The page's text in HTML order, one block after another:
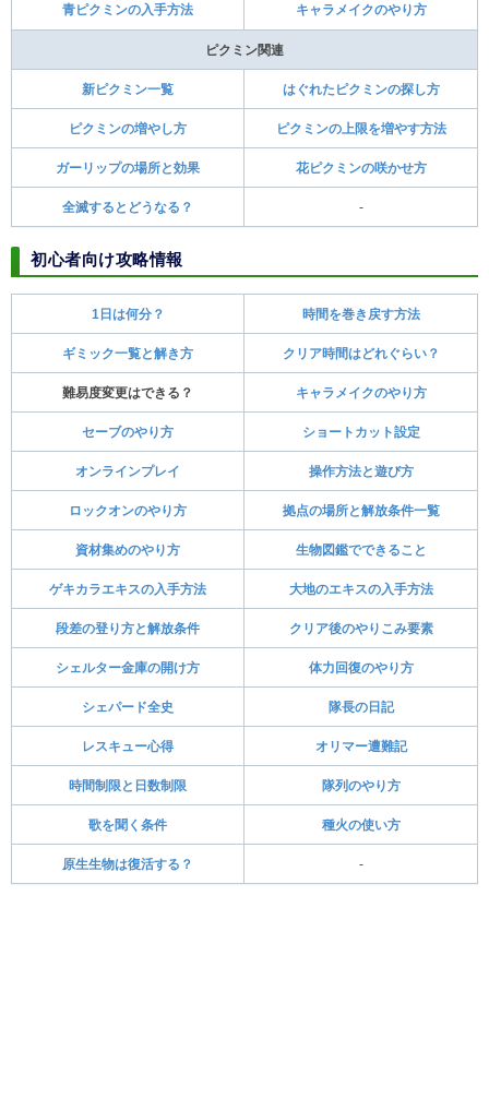
青ピクミンの入手方法 キャラメイクのやり方
ピクミン関連
新ピクミン一覧 はぐれたピクミンの探し方
ピクミンの増やし方 ピクミンの上限を増やす方法
ガーリップの場所と効果 花ピクミンの咲かせ方
全滅するとどうなる？ -
初心者向け攻略情報
1日は何分？ 時間を巻き戻す方法
ギミック一覧と解き方 クリア時間はどれぐらい？
難易度変更はできる？ キャラメイクのやり方
セーブのやり方 ショートカット設定
オンラインプレイ 操作方法と遊び方
ロックオンのやり方 拠点の場所と解放条件一覧
資材集めのやり方 生物図鑑でできること
ゲキカラエキスの入手方法 大地のエキスの入手方法
段差の登り方と解放条件 クリア後のやりこみ要素
シェルター金庫の開け方 体力回復のやり方
シェパード全史 隊長の日記
レスキュー心得 オリマー遭難記
時間制限と日数制限 隊列のやり方
歌を聞く条件 種火の使い方
原生生物は復活する？ -